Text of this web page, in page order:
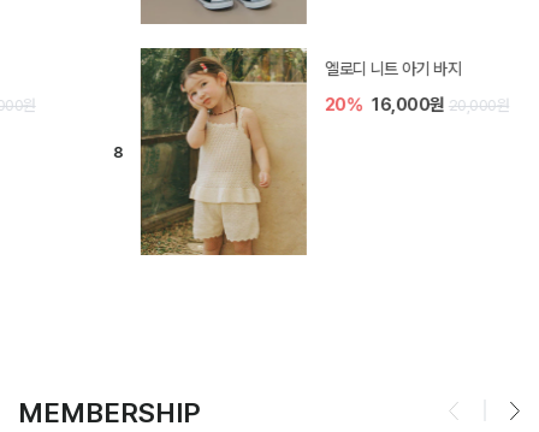
엘로디 니트 아기 바지
20% 16,000원 20,000원
MEMBERSHIP